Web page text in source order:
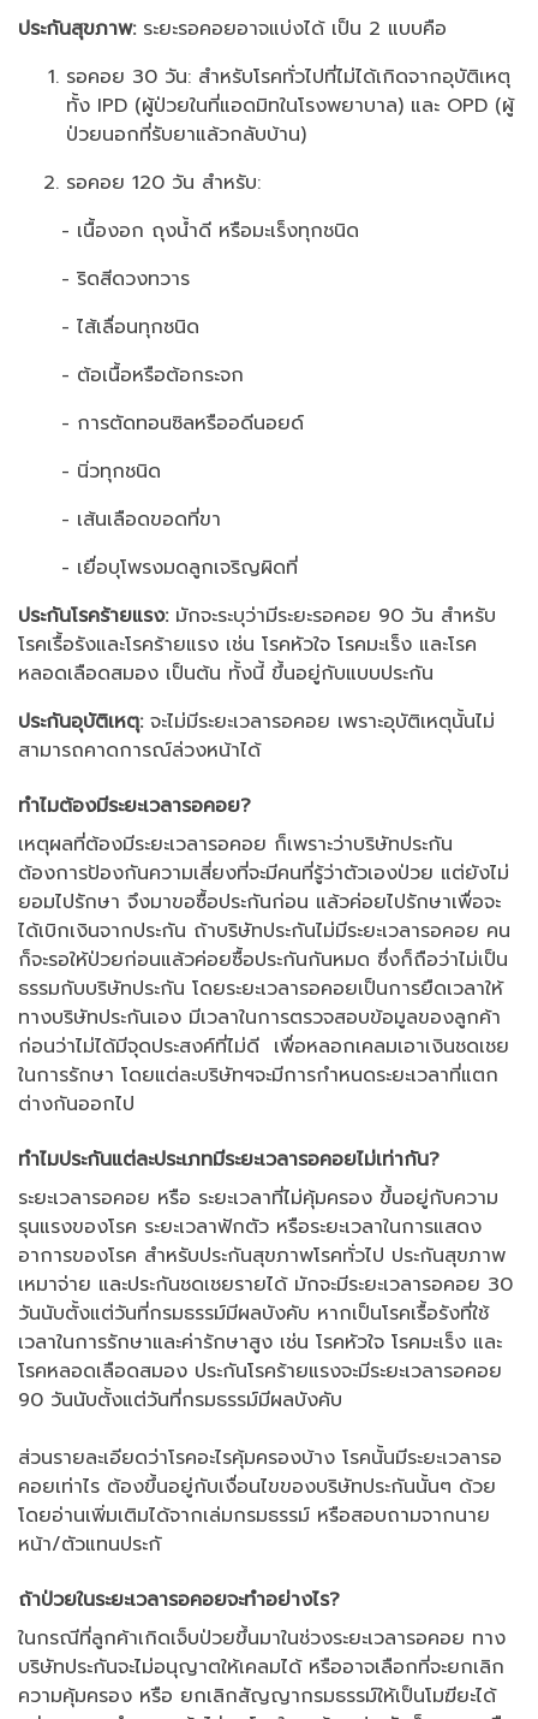
ประกันสุขภาพ:ระยะรอคอยอาจแบ่งได้ เป็น 2 แบบคือ
รอคอย 30 วัน: สำหรับโรคทั่วไปที่ไม่ได้เกิดจากอุบัติเหตุ
ทั้ง IPD (ผู้ป่วยในที่แอดมิทในโรงพยาบาล) และ OPD (ผู้
ป่วยนอกที่รับยาแล้วกลับบ้าน)
รอคอย 120 วัน สำหรับ:
- เนื้องอก ถุงน้ำดี หรือมะเร็งทุกชนิด
- ริดสีดวงทวาร
- ไส้เลื่อนทุกชนิด
- ต้อเนื้อหรือต้อกระจก
- การตัดทอนซิลหรืออดีนอยด์
- นิ่วทุกชนิด
- เส้นเลือดขอดที่ขา
- เยื่อบุโพรงมดลูกเจริญผิดที่
ประกันโรคร้ายแรง:มักจะระบุว่ามีระยะรอคอย 90 วัน สำหรับ
โรคเรื้อรังและโรคร้ายแรง เช่น โรคหัวใจ โรคมะเร็ง และโรค
หลอดเลือดสมอง เป็นต้น ทั้งนี้ ขึ้นอยู่กับแบบประกัน
ประกันอุบัติเหตุ:จะไม่มีระยะเวลารอคอย เพราะอุบัติเหตุนั้นไม่
สามารถคาดการณ์ล่วงหน้าได้
ทำไมต้องมีระยะเวลารอคอย?
เหตุผลที่ต้องมีระยะเวลารอคอย ก็เพราะว่าบริษัทประกัน
ต้องการป้องกันความเสี่ยงที่จะมีคนที่รู้ว่าตัวเองป่วย แต่ยังไม่
ยอมไปรักษา จึงมาขอซื้อประกันก่อน แล้วค่อยไปรักษาเพื่อจะ
ได้เบิกเงินจากประกัน ถ้าบริษัทประกันไม่มีระยะเวลารอคอย คน
ก็จะรอให้ป่วยก่อนแล้วค่อยซื้อประกันกันหมด ซึ่งก็ถือว่าไม่เป็น
ธรรมกับบริษัทประกัน โดยระยะเวลารอคอยเป็นการยืดเวลาให้
ทางบริษัทประกันเอง มีเวลาในการตรวจสอบข้อมูลของลูกค้า
ก่อนว่าไม่ได้มีจุดประสงค์ที่ไม่ดี เพื่อหลอกเคลมเอาเงินชดเชย
ในการรักษา โดยแต่ละบริษัทฯจะมีการกำหนดระยะเวลาที่แตก
ต่างกันออกไป
ทำไมประกันแต่ละประเภทมีระยะเวลารอคอยไม่เท่ากัน?
ระยะเวลารอคอย หรือ ระยะเวลาที่ไม่คุ้มครอง ขึ้นอยู่กับความ
รุนแรงของโรค ระยะเวลาฟักตัว หรือระยะเวลาในการแสดง
อาการของโรค สำหรับประกันสุขภาพโรคทั่วไป ประกันสุขภาพ
เหมาจ่าย และประกันชดเชยรายได้ มักจะมีระยะเวลารอคอย 30
วันนับตั้งแต่วันที่กรมธรรม์มีผลบังคับ หากเป็นโรคเรื้อรังที่ใช้
เวลาในการรักษาและค่ารักษาสูง เช่น โรคหัวใจ โรคมะเร็ง และ
โรคหลอดเลือดสมอง ประกันโรคร้ายแรงจะมีระยะเวลารอคอย
90 วันนับตั้งแต่วันที่กรมธรรม์มีผลบังคับ
ส่วนรายละเอียดว่าโรคอะไรคุ้มครองบ้าง โรคนั้นมีระยะเวลารอ
คอยเท่าไร ต้องขึ้นอยู่กับเงื่อนไขของบริษัทประกันนั้นๆ ด้วย
โดยอ่านเพิ่มเติมได้จากเล่มกรมธรรม์ หรือสอบถามจากนาย
หน้า/ตัวแทนประกั
ถ้าป่วยในระยะเวลารอคอยจะทำอย่างไร?
ในกรณีที่ลูกค้าเกิดเจ็บป่วยขึ้นมาในช่วงระยะเวลารอคอย ทาง
บริษัทประกันจะไม่อนุญาตให้เคลมได้ หรืออาจเลือกที่จะยกเลิก
ความคุ้มครอง หรือ ยกเลิกสัญญากรมธรรม์ให้เป็นโมฆียะได้